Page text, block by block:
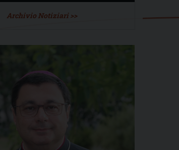
Archivio Notiziari >>